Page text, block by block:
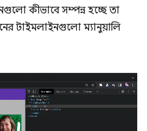
কীভাবে সম্পন্ন হচ্ছে তা
টাইমলাইনগুলো ম্যানুয়ালি